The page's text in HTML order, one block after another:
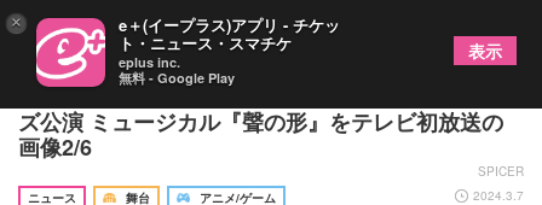
山﨑玲奈・島太星がW主演した、イッツフォーリー
ズ公演 ミュージカル『聲の形』をテレビ初放送の
画像2/6
SPICER
ニュース
舞台 アニメ/ゲーム 2024.3.7
× e＋(イープラス)アプリ - チケッ
ト・ニュース・スマチケ
eplus inc.
無料 - Google Play
表示